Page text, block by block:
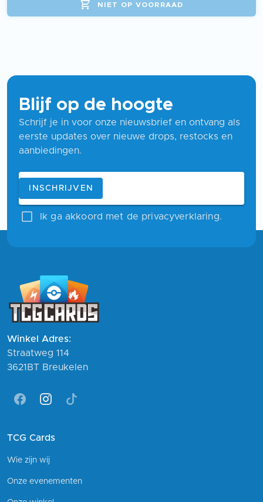
NIET OP VOORRAAD
Blijf op de hoogte
Schrijf je in voor onze nieuwsbrief en ontvang als
eerste updates over nieuwe drops, restocks en
aanbiedingen.
Blijf op de hoogte
E-mailadres
INSCHRIJVEN
Ik ga akkoord met de privacyverklaring.
Winkel Adres:
Straatweg 114
3621BT Breukelen
FacebookInstagram
Tiktok
TCG Cards
Wie zijn wij
Onze evenementen